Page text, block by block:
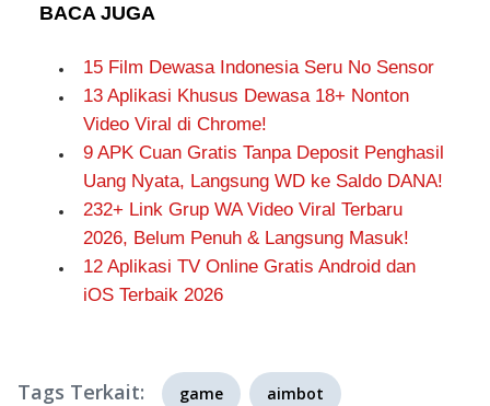
BACA JUGA
15 Film Dewasa Indonesia Seru No Sensor
13 Aplikasi Khusus Dewasa 18+ Nonton
Video Viral di Chrome!
9 APK Cuan Gratis Tanpa Deposit Penghasil
Uang Nyata, Langsung WD ke Saldo DANA!
232+ Link Grup WA Video Viral Terbaru
2026, Belum Penuh & Langsung Masuk!
12 Aplikasi TV Online Gratis Android dan
iOS Terbaik 2026
Tags Terkait: game aimbot